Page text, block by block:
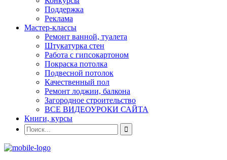
Поддержка
Реклама
Мастер-классы
Ремонт ванной, туалета
Штукатурка стен
Работа с гипсокартоном
Покраска потолка
Подвесной потолок
Качественный пол
Ремонт лоджии, балкона
Загородное строительство
ВСЕ ВИДЕОУРОКИ САЙТА
Книги, курсы